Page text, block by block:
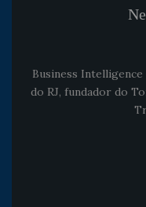
Business
do RJ, fundador do